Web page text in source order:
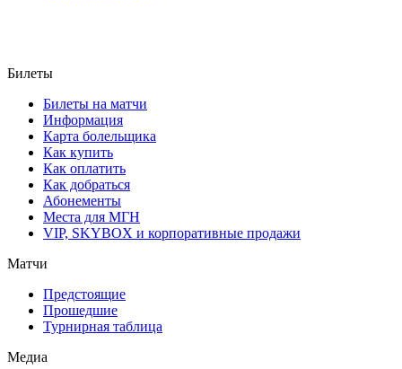
Билеты
Билеты на матчи
Информация
Карта болельщика
Как купить
Как оплатить
Как добраться
Абонементы
Места для МГН
VIP, SKYBOX и корпоративные продажи
Матчи
Предстоящие
Прошедшие
Турнирная таблица
Медиа